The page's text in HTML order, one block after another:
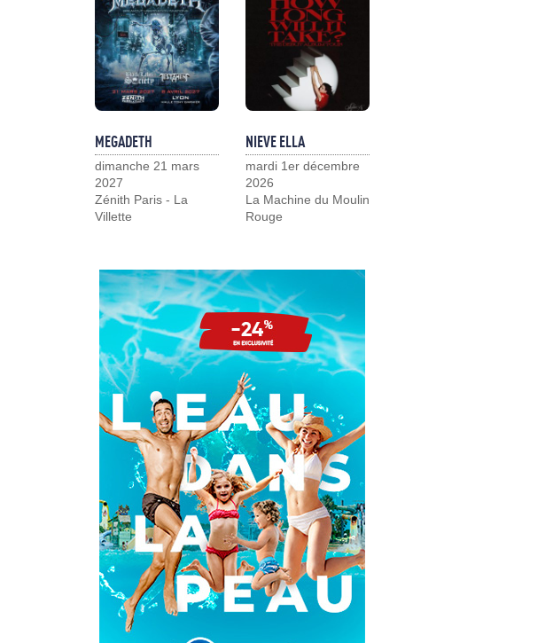
MEGADETH
dimanche 21 mars
2027
Zénith Paris - La
Villette
NIEVE ELLA
mardi 1er décembre
2026
La Machine du Moulin
Rouge